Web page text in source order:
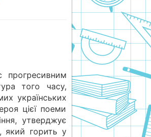
того часу,
українських
цієї поеми
утверджує
який горить у